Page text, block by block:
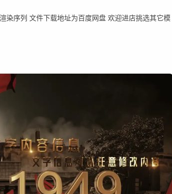
染序列 文件下载地址为百度网盘 欢迎进店挑选其它模